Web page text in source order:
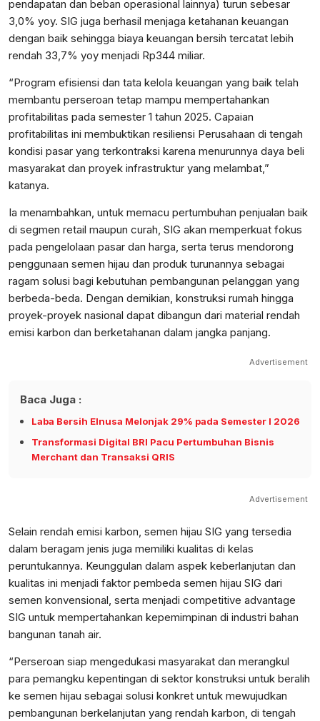
pendapatan dan beban operasional lainnya) turun sebesar
3,0% yoy. SIG juga berhasil menjaga ketahanan keuangan
dengan baik sehingga biaya keuangan bersih tercatat lebih
rendah 33,7% yoy menjadi Rp344 miliar.
“Program efisiensi dan tata kelola keuangan yang baik telah
membantu perseroan tetap mampu mempertahankan
profitabilitas pada semester 1 tahun 2025. Capaian
profitabilitas ini membuktikan resiliensi Perusahaan di tengah
kondisi pasar yang terkontraksi karena menurunnya daya beli
masyarakat dan proyek infrastruktur yang melambat,”
katanya.
Ia menambahkan, untuk memacu pertumbuhan penjualan baik
di segmen retail maupun curah, SIG akan memperkuat fokus
pada pengelolaan pasar dan harga, serta terus mendorong
penggunaan semen hijau dan produk turunannya sebagai
ragam solusi bagi kebutuhan pembangunan pelanggan yang
berbeda-beda. Dengan demikian, konstruksi rumah hingga
proyek-proyek nasional dapat dibangun dari material rendah
emisi karbon dan berketahanan dalam jangka panjang.
Advertisement
Baca Juga :
Laba Bersih Elnusa Melonjak 29% pada Semester I 2026
Transformasi Digital BRI Pacu Pertumbuhan Bisnis
Merchant dan Transaksi QRIS
Advertisement
Selain rendah emisi karbon, semen hijau SIG yang tersedia
dalam beragam jenis juga memiliki kualitas di kelas
peruntukannya. Keunggulan dalam aspek keberlanjutan dan
kualitas ini menjadi faktor pembeda semen hijau SIG dari
semen konvensional, serta menjadi competitive advantage
SIG untuk mempertahankan kepemimpinan di industri bahan
bangunan tanah air.
“Perseroan siap mengedukasi masyarakat dan merangkul
para pemangku kepentingan di sektor konstruksi untuk beralih
ke semen hijau sebagai solusi konkret untuk mewujudkan
pembangunan berkelanjutan yang rendah karbon, di tengah